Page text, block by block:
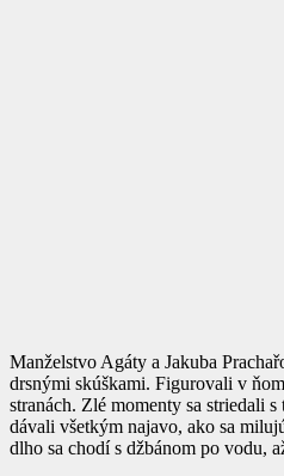
Manželstvo Agáty a Jakuba
drsnými skúškami. Figurovali v
stranách. Zlé momenty sa striedali
dávali všetkým najavo, ako sa
dlho sa chodí s džbánom po vodu,